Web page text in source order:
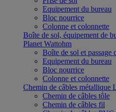
Equipement du bureau
Bloc nourrice
Colonne et colonnette
Boîte de sol, équipement de
Planet Wattohm
Boîte de sol et passage
Equipement du bureau
Bloc nourrice
Colonne et colonnette
Chemin de câbles métallique
Chemin de câbles tôle
Chemin de câbles fil